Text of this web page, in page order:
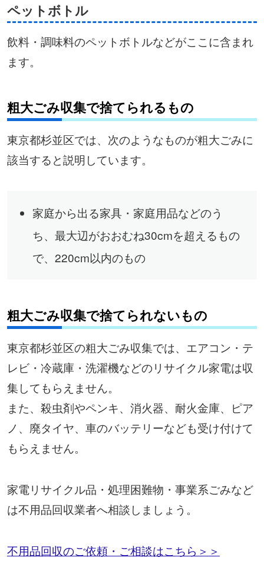
ペットボトル
飲料・調味料のペットボトルなどがここに含まれ
ます。
粗大ごみ収集で捨てられるもの
東京都杉並区では、次のようなものが粗大ごみに
該当すると説明しています。
家庭から出る家具・家庭用品などのう
ち、最大辺がおおむね30cmを超えるもの
で、220cm以内のもの
粗大ごみ収集で捨てられないもの
東京都杉並区の粗大ごみ収集では、エアコン・テ
レビ・冷蔵庫・洗濯機などのリサイクル家電は収
集してもらえません。
また、殺虫剤やペンキ、消火器、耐火金庫、ピア
ノ、廃タイヤ、車のバッテリーなども受け付けて
もらえません。
家電リサイクル品・処理困難物・事業系ごみなど
は不用品回収業者へ相談しましょう。
不用品回収のご依頼・ご相談はこちら＞＞